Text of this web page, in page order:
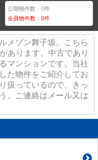
公開物件数：0件
会員物件数：0件
メゾン舞子坂。こちら
あります。中古であり
マンションです。当社
た物件をご紹介してお
扱っているので、きっ
。ご連絡はメール又は